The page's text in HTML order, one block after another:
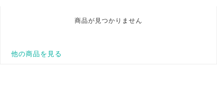
商品が見つかりません
他の商品を見る